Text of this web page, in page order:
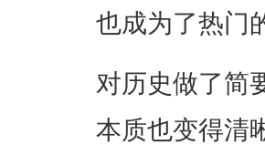
也成为了热门
对历史做了简
本质也变得清